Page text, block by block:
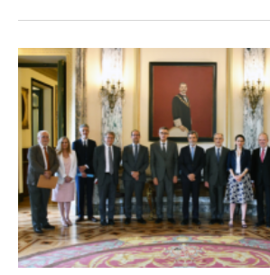
après
avant
Séminaire
bilatéral
entre
le
Conseil
d’État
français
et
le